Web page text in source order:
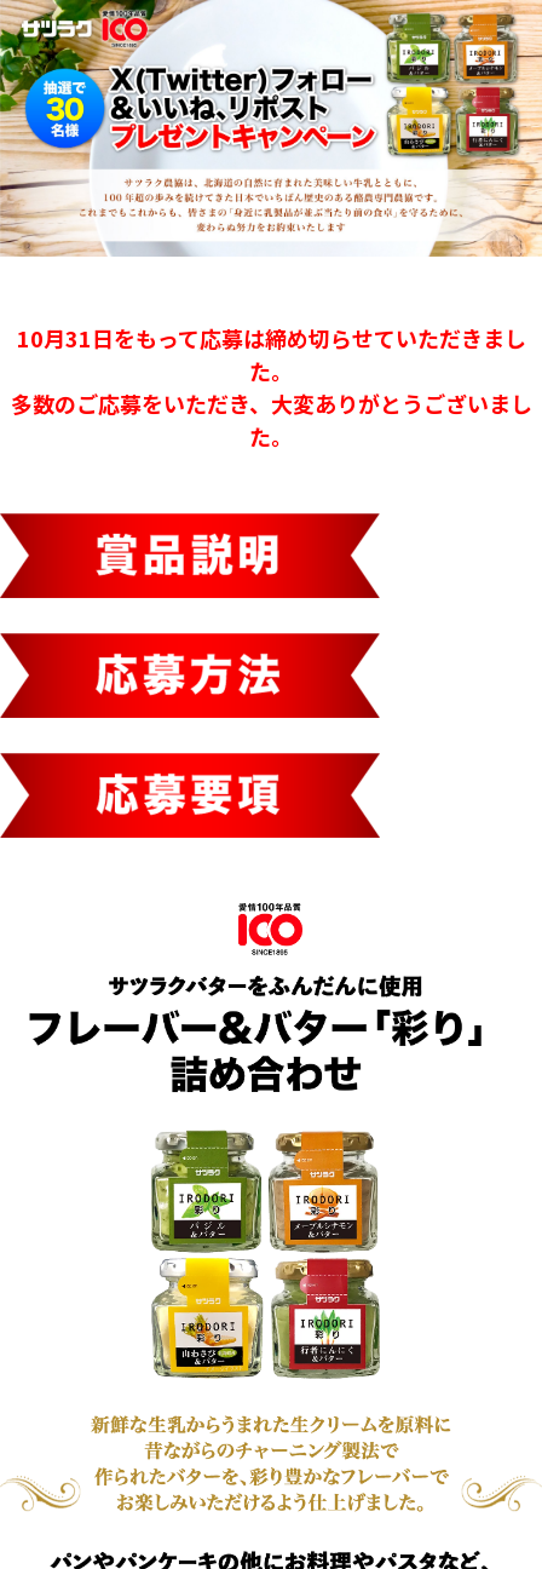
10月31日をもって応募は締め切らせていただきまし
た。
多数のご応募をいただき、大変ありがとうございまし
た。